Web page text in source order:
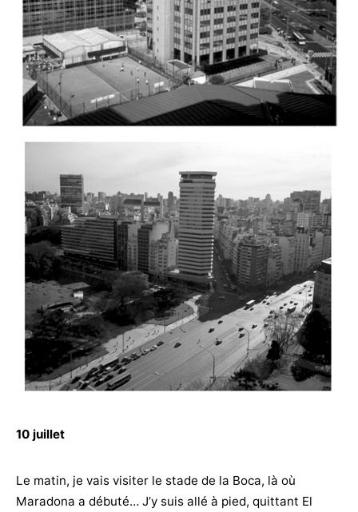
10 juillet
Le matin, je vais visiter le stade de la Boca, là où
Maradona a débuté… J’y suis allé à pied, quittant El